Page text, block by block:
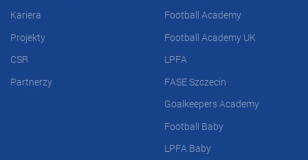
Kariera
Projekty
CSR
Partnerzy
Football Academy
Football Academy UK
LPFA
FASE Szczecin
Goalkeepers Academy
Football Baby
LPFA Baby